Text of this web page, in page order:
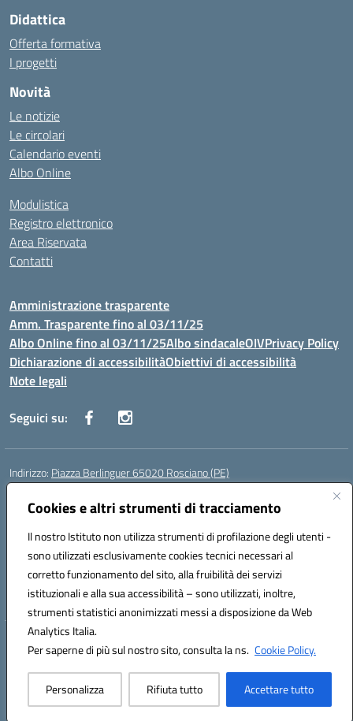
Cookies e altri strumenti di tracciamento
Il nostro Istituto non utilizza strumenti di profilazione degli utenti -
sono utilizzati esclusivamente cookies tecnici necessari al
corretto funzionamento del sito, alla fruibilità dei servizi
istituzionali e alla sua accessibilità – sono utilizzati, inoltre,
strumenti statistici anonimizzati messi a disposizione da Web
Analytics Italia.
Per saperne di più sul nostro sito, consulta la ns. Cookie Policy.
Personalizza Rifiuta tutto Accettare tutto
Didattica
Offerta formativa
I progetti
Novità
Le notizie
Le circolari
Calendario eventi
Albo Online
Modulistica
Registro elettronico
Area Riservata
Contatti
Amministrazione trasparente
Amm. Trasparente fino al 03/11/25
Albo Online fino al 03/11/25Albo sindacaleOIVPrivacy Policy
Dichiarazione di accessibilitàObiettivi di accessibilità
Note legali
Seguici su:
Indirizzo: Piazza Berlinguer 65020 Rosciano (PE)
Centralino:
Posta elettronica certificata (PEC):PEIC819009@pec.istruzione.it
Codice fiscale: 91100520682
Codice meccanografico:PEIC819009
Codice Indice delle Pubbliche Amministrazioni (IPA): istsc_peic819009
Codice unico di fatturazione (CUF): UFR5S0
Hosting & Powered by 3D Solution S.r.l.
Concept & Design by Designers Italia